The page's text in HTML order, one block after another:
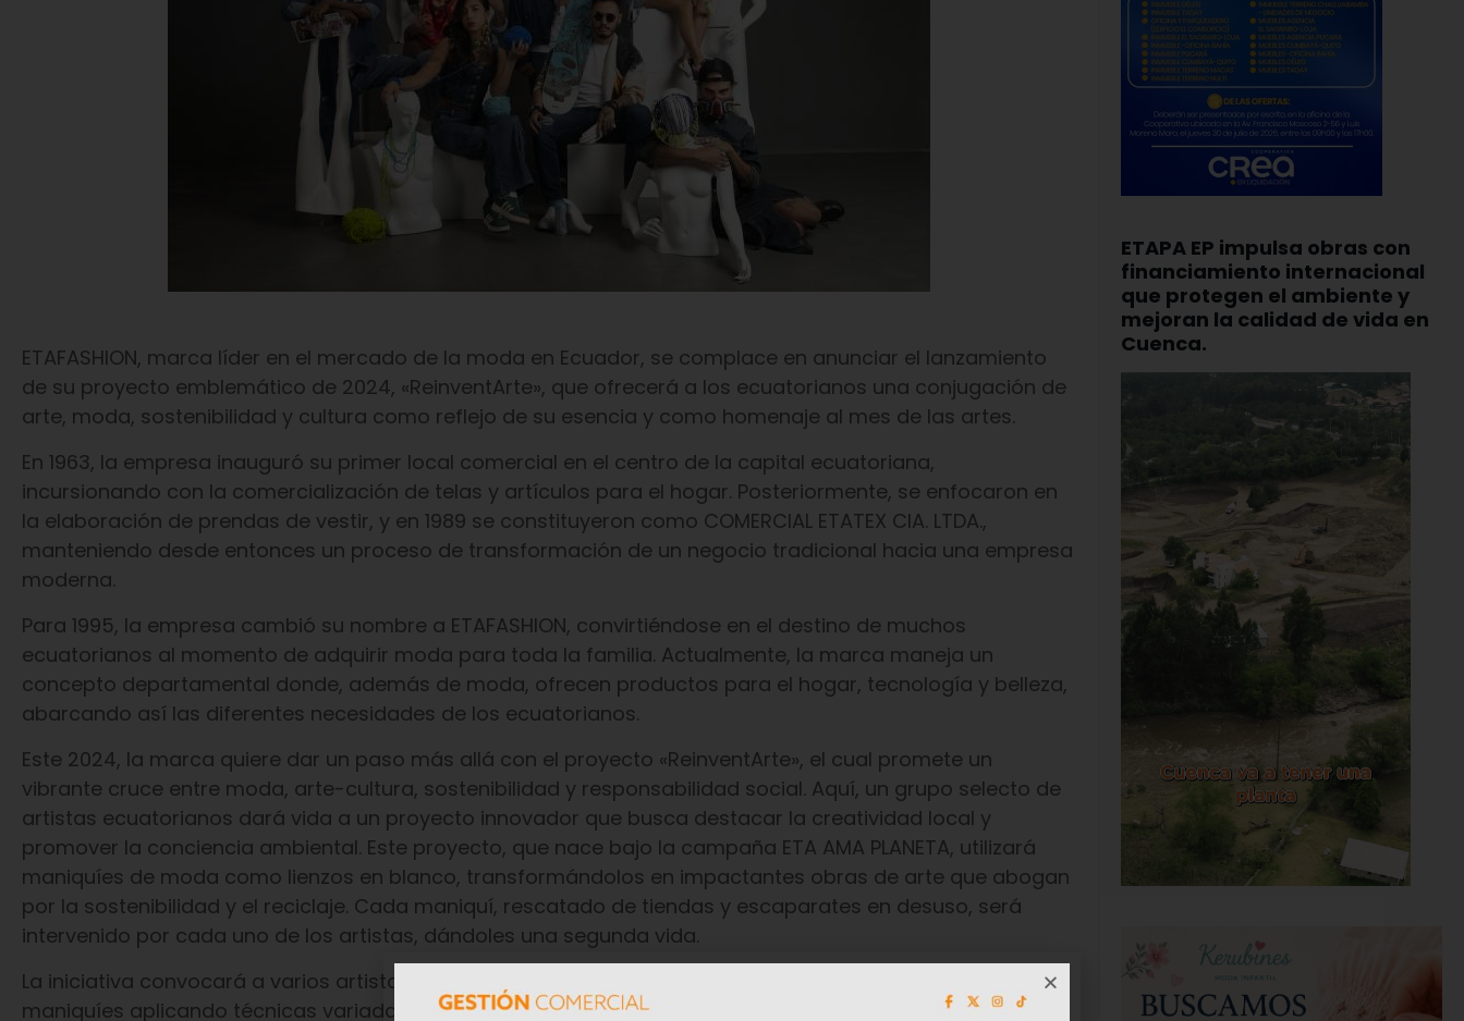
ETAFASHION, marca líder en el mercado de la moda en Ecuador, se complace en anunciar el lanzamiento
de su proyecto emblemático de 2024, «ReinventArte», que ofrecerá a los ecuatorianos una conjugación de
arte, moda, sostenibilidad y cultura como reflejo de su esencia y como homenaje al mes de las artes.
En 1963, la empresa inauguró su primer local comercial en el centro de la capital ecuatoriana,
incursionando con la comercialización de telas y artículos para el hogar. Posteriormente, se enfocaron en
la elaboración de prendas de vestir, y en 1989 se constituyeron como COMERCIAL ETATEX CIA. LTDA.,
manteniendo desde entonces un proceso de transformación de un negocio tradicional hacia una empresa
moderna.
Para 1995, la empresa cambió su nombre a ETAFASHION, convirtiéndose en el destino de muchos
ecuatorianos al momento de adquirir moda para toda la familia. Actualmente, la marca maneja un
concepto departamental donde, además de moda, ofrecen productos para el hogar, tecnología y belleza,
abarcando así las diferentes necesidades de los ecuatorianos.
Este 2024, la marca quiere dar un paso más allá con el proyecto «ReinventArte», el cual promete un
vibrante cruce entre moda, arte-cultura, sostenibilidad y responsabilidad social. Aquí, un grupo selecto de
artistas ecuatorianos dará vida a un proyecto innovador que busca destacar la creatividad local y
promover la conciencia ambiental. Este proyecto, que nace bajo la campaña ETA AMA PLANETA, utilizará
maniquíes de moda como lienzos en blanco, transformándolos en impactantes obras de arte que abogan
por la sostenibilidad y el reciclaje. Cada maniquí, rescatado de tiendas y escaparates en desuso, será
intervenido por cada uno de los artistas, dándoles una segunda vida.
La iniciativa convocará a varios artistas de diferentes puntos del país, quienes intercederán las piezas de
maniquíes aplicando técnicas variadas que van desde la pintura y el collage hasta la incorporación de
ETAPA EP impulsa obras con
financiamiento internacional
que protegen el ambiente y
mejoran la calidad de vida en
Cuenca.